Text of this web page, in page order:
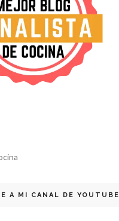
A MI CANAL DE YOUTUBE